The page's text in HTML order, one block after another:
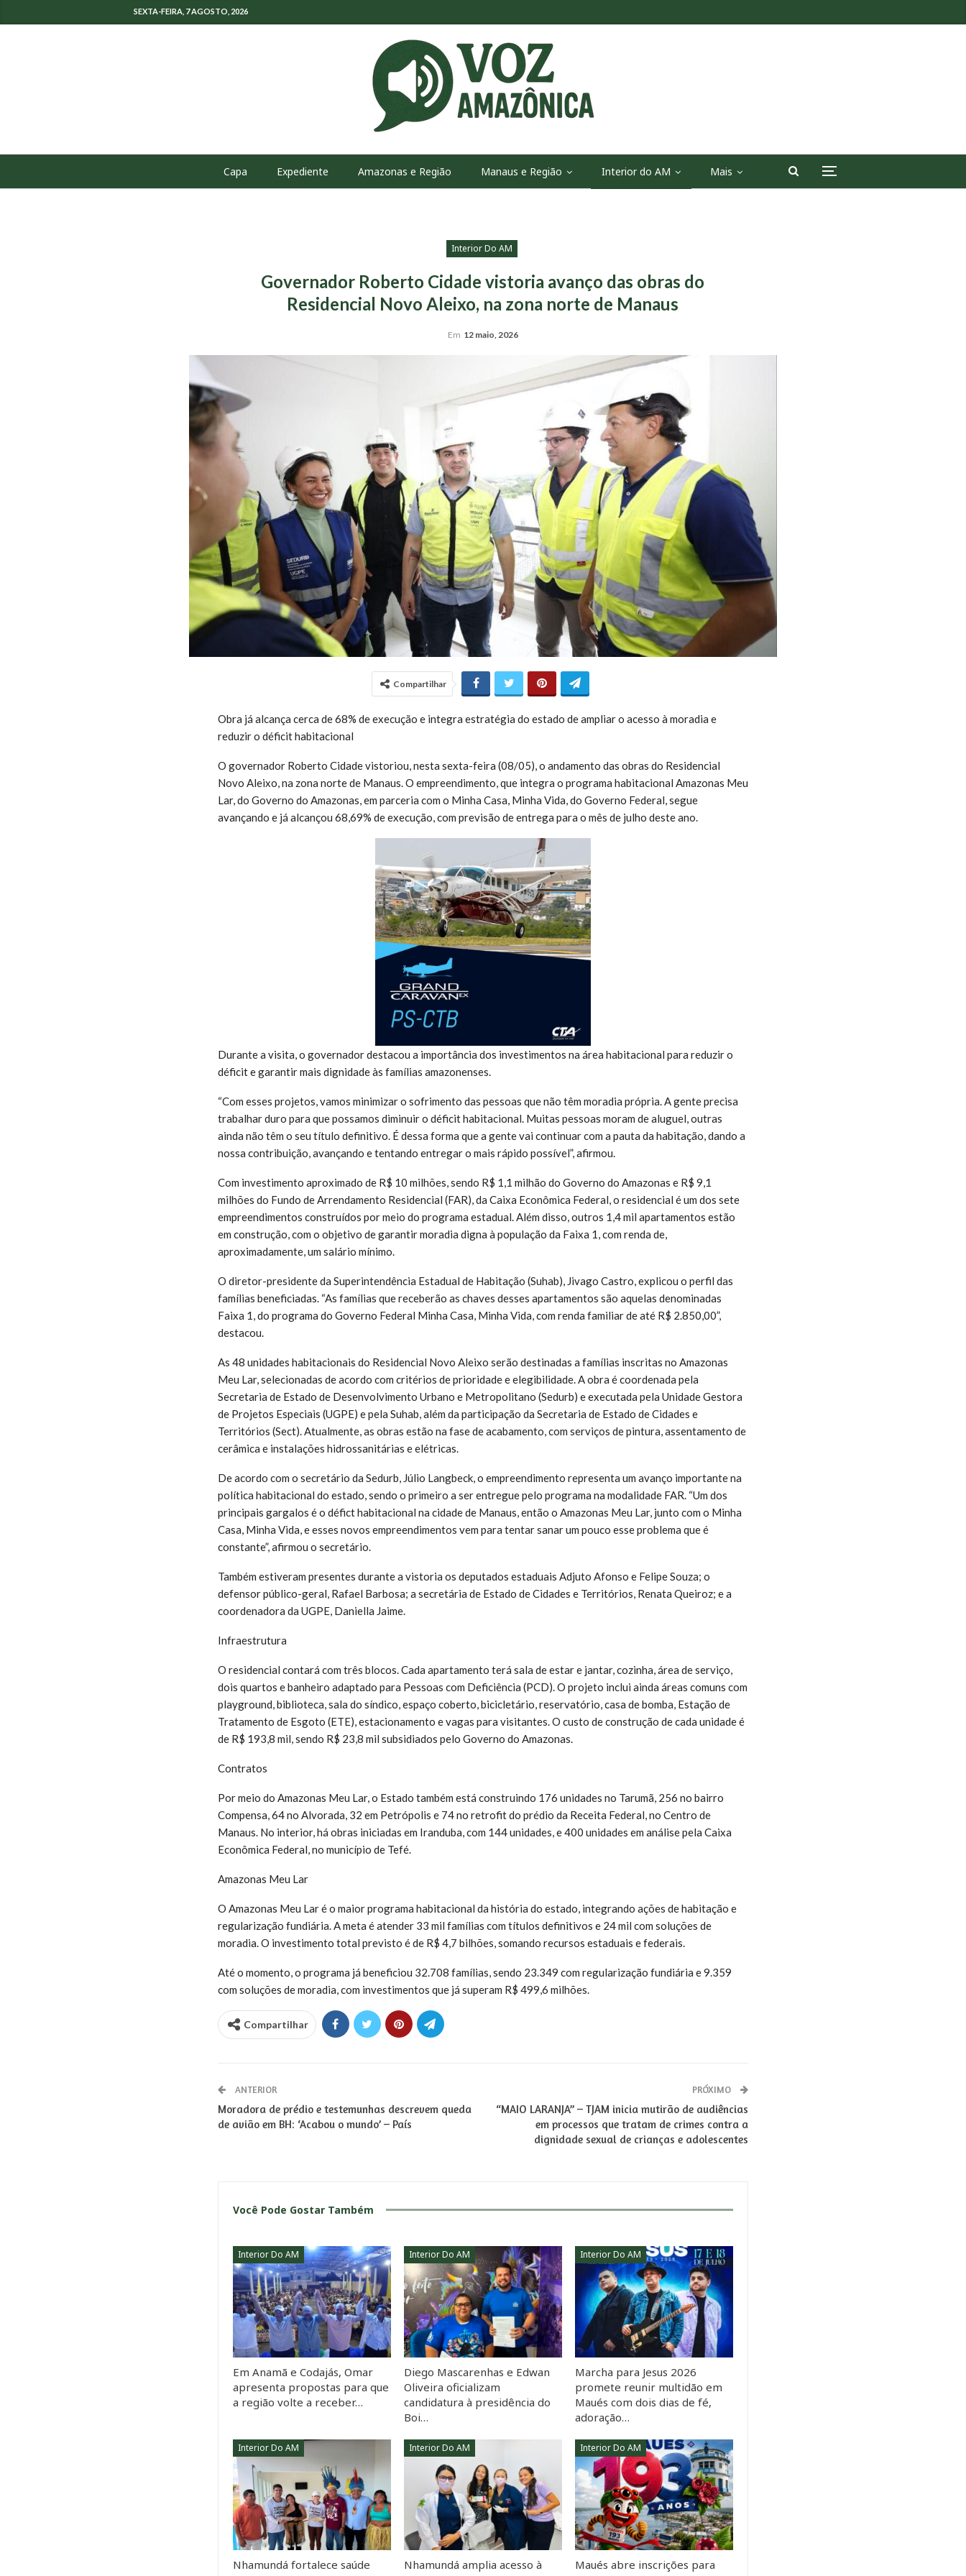
SEXTA-FEIRA, 7 AGOSTO, 2026
Capa Expediente Amazonas e Região Manaus e Região Interior do AM Mais
Interior Do AM
Governador Roberto Cidade vistoria avanço das obras do
Residencial Novo Aleixo, na zona norte de Manaus
Em 12 maio, 2026
Compartilhar
Obra já alcança cerca de 68% de execução e integra estratégia do estado de ampliar o acesso à moradia e
reduzir o déficit habitacional
O governador Roberto Cidade vistoriou, nesta sexta-feira (08/05), o andamento das obras do Residencial
Novo Aleixo, na zona norte de Manaus. O empreendimento, que integra o programa habitacional Amazonas Meu
Lar, do Governo do Amazonas, em parceria com o Minha Casa, Minha Vida, do Governo Federal, segue
avançando e já alcançou 68,69% de execução, com previsão de entrega para o mês de julho deste ano.
Durante a visita, o governador destacou a importância dos investimentos na área habitacional para reduzir o
déficit e garantir mais dignidade às famílias amazonenses.
“Com esses projetos, vamos minimizar o sofrimento das pessoas que não têm moradia própria. A gente precisa
trabalhar duro para que possamos diminuir o déficit habitacional. Muitas pessoas moram de aluguel, outras
ainda não têm o seu título definitivo. É dessa forma que a gente vai continuar com a pauta da habitação, dando a
nossa contribuição, avançando e tentando entregar o mais rápido possível”, afirmou.
Com investimento aproximado de R$ 10 milhões, sendo R$ 1,1 milhão do Governo do Amazonas e R$ 9,1
milhões do Fundo de Arrendamento Residencial (FAR), da Caixa Econômica Federal, o residencial é um dos sete
empreendimentos construídos por meio do programa estadual. Além disso, outros 1,4 mil apartamentos estão
em construção, com o objetivo de garantir moradia digna à população da Faixa 1, com renda de,
aproximadamente, um salário mínimo.
O diretor-presidente da Superintendência Estadual de Habitação (Suhab), Jivago Castro, explicou o perfil das
famílias beneficiadas. “As famílias que receberão as chaves desses apartamentos são aquelas denominadas
Faixa 1, do programa do Governo Federal Minha Casa, Minha Vida, com renda familiar de até R$ 2.850,00”,
destacou.
As 48 unidades habitacionais do Residencial Novo Aleixo serão destinadas a famílias inscritas no Amazonas
Meu Lar, selecionadas de acordo com critérios de prioridade e elegibilidade. A obra é coordenada pela
Secretaria de Estado de Desenvolvimento Urbano e Metropolitano (Sedurb) e executada pela Unidade Gestora
de Projetos Especiais (UGPE) e pela Suhab, além da participação da Secretaria de Estado de Cidades e
Territórios (Sect). Atualmente, as obras estão na fase de acabamento, com serviços de pintura, assentamento de
cerâmica e instalações hidrossanitárias e elétricas.
De acordo com o secretário da Sedurb, Júlio Langbeck, o empreendimento representa um avanço importante na
política habitacional do estado, sendo o primeiro a ser entregue pelo programa na modalidade FAR. “Um dos
principais gargalos é o défict habitacional na cidade de Manaus, então o Amazonas Meu Lar, junto com o Minha
Casa, Minha Vida, e esses novos empreendimentos vem para tentar sanar um pouco esse problema que é
constante”, afirmou o secretário.
Também estiveram presentes durante a vistoria os deputados estaduais Adjuto Afonso e Felipe Souza; o
defensor público-geral, Rafael Barbosa; a secretária de Estado de Cidades e Territórios, Renata Queiroz; e a
coordenadora da UGPE, Daniella Jaime.
Infraestrutura
O residencial contará com três blocos. Cada apartamento terá sala de estar e jantar, cozinha, área de serviço,
dois quartos e banheiro adaptado para Pessoas com Deficiência (PCD). O projeto inclui ainda áreas comuns com
playground, biblioteca, sala do síndico, espaço coberto, bicicletário, reservatório, casa de bomba, Estação de
Tratamento de Esgoto (ETE), estacionamento e vagas para visitantes. O custo de construção de cada unidade é
de R$ 193,8 mil, sendo R$ 23,8 mil subsidiados pelo Governo do Amazonas.
Contratos
Por meio do Amazonas Meu Lar, o Estado também está construindo 176 unidades no Tarumã, 256 no bairro
Compensa, 64 no Alvorada, 32 em Petrópolis e 74 no retrofit do prédio da Receita Federal, no Centro de
Manaus. No interior, há obras iniciadas em Iranduba, com 144 unidades, e 400 unidades em análise pela Caixa
Econômica Federal, no município de Tefé.
Amazonas Meu Lar
O Amazonas Meu Lar é o maior programa habitacional da história do estado, integrando ações de habitação e
regularização fundiária. A meta é atender 33 mil famílias com títulos definitivos e 24 mil com soluções de
moradia. O investimento total previsto é de R$ 4,7 bilhões, somando recursos estaduais e federais.
Até o momento, o programa já beneficiou 32.708 famílias, sendo 23.349 com regularização fundiária e 9.359
com soluções de moradia, com investimentos que já superam R$ 499,6 milhões.
Compartilhar
ANTERIOR
Moradora de prédio e testemunhas descrevem queda
de avião em BH: ‘Acabou o mundo’ – País
PRÓXIMO
“MAIO LARANJA” – TJAM inicia mutirão de audiências
em processos que tratam de crimes contra a
dignidade sexual de crianças e adolescentes
Você Pode Gostar Também
Interior Do AM
Em Anamã e Codajás, Omar
apresenta propostas para que
a região volte a receber…
Interior Do AM
Diego Mascarenhas e Edwan
Oliveira oficializam
candidatura à presidência do
Boi…
Interior Do AM
Marcha para Jesus 2026
promete reunir multidão em
Maués com dois dias de fé,
adoração…
Interior Do AM
Nhamundá fortalece saúde
Interior Do AM
Nhamundá amplia acesso à
Interior Do AM
Maués abre inscrições para